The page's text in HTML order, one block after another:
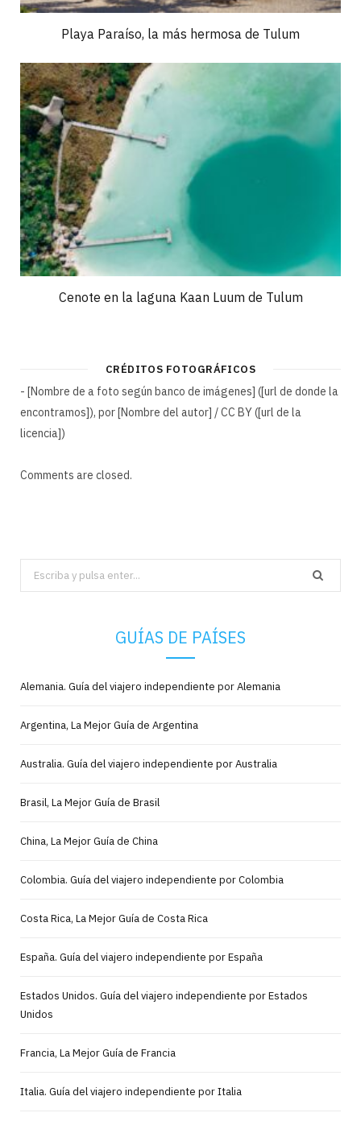
Playa Paraíso, la más hermosa de Tulum
Cenote en la laguna Kaan Luum de Tulum
CRÉDITOS FOTOGRÁFICOS
- [Nombre de a foto según banco de imágenes] ([url de donde la
encontramos]), por [Nombre del autor] / CC BY ([url de la
licencia])
Comments are closed.
Search
for:
GUÍAS DE PAÍSES
Alemania. Guía del viajero independiente por Alemania
Argentina, La Mejor Guía de Argentina
Australia. Guía del viajero independiente por Australia
Brasil, La Mejor Guía de Brasil
China, La Mejor Guía de China
Colombia. Guía del viajero independiente por Colombia
Costa Rica, La Mejor Guía de Costa Rica
España. Guía del viajero independiente por España
Estados Unidos. Guía del viajero independiente por Estados
Unidos
Francia, La Mejor Guía de Francia
Italia. Guía del viajero independiente por Italia